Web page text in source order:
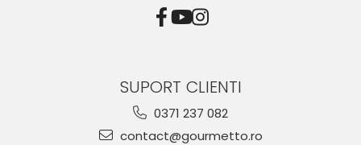
SUPORT CLIENTI
0371 237 082
contact@gourmetto.ro